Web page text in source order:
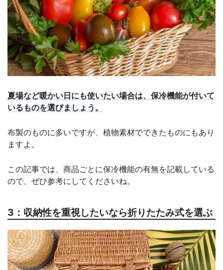
夏場など暖かい日にも使いたい場合は、保冷機能が付いて
いるものを選びましょう。
布製のものに多いですが、植物素材でできたものにもあり
ますよ。
この記事では、商品ごとに保冷機能の有無を記載している
ので、ぜひ参考にしてくださいね。
3：収納性を重視したいなら折りたたみ式を選ぶ